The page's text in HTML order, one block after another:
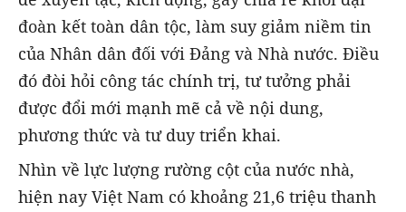
đoàn kết toàn dân tộc, làm suy giảm niềm tin
của Nhân dân đối với Đảng và Nhà nước. Điều
đó đòi hỏi công tác chính trị, tư tưởng phải
được đổi mới mạnh mẽ cả về nội dung,
phương thức và tư duy triển khai.
Nhìn về lực lượng rường cột của nước nhà,
hiện nay Việt Nam có khoảng 21,6 triệu thanh